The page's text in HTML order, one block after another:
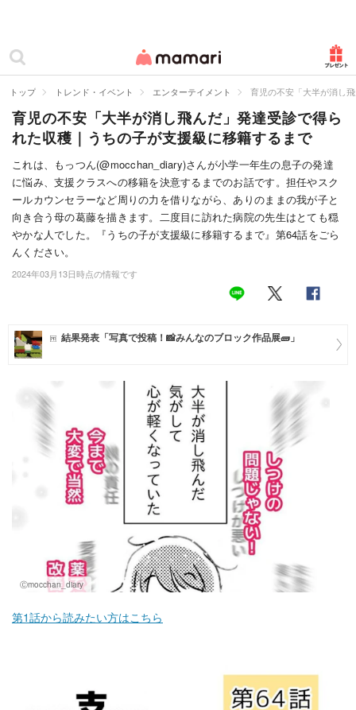
ママリ
カテゴリー一覧
妊娠
出産
赤ちゃん・育児
子育て・家族
病院
美容・ファッション
住まい
トレンド・イベント
トップ トレンド・イベント エンターテイメント 育児の不安「大半が消し
育児の不安「大半が消し飛んだ」発達受診で得ら
れた収穫｜うちの子が支援級に移籍するまで
これは、もっつん(@mocchan_diary)さんが小学一年生の息子の発達
に悩み、支援クラスへの移籍を決意するまでのお話です。担任やスク
ールカウンセラーなど周りの力を借りながら、ありのままの我が子と
向き合う母の葛藤を描きます。二度目に訪れた病院の先生はとても穏
やかな人でした。『うちの子が支援級に移籍するまで』第64話をごら
んください。
2024年03月13日時点の情報です
結果発表「写真で投稿！📸みんなのブロック作品展🧱」
Ⓒmocchan_diary
第1話から読みたい方はこちら